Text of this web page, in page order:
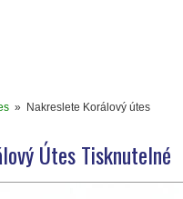
» Nakreslete Korálový útes
Útes Tisknutelné